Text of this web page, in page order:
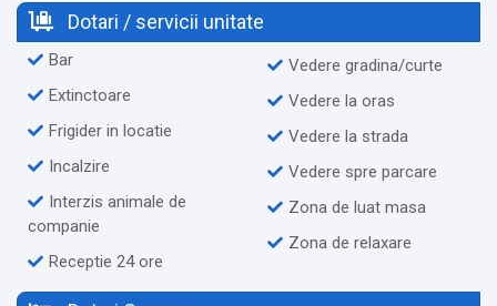
Dotari / servicii unitate
Bar
Extinctoare
Frigider in locatie
Incalzire
Interzis animale de
companie
Receptie 24 ore
Vedere gradina/curte
Vedere la oras
Vedere la strada
Vedere spre parcare
Zona de luat masa
Zona de relaxare